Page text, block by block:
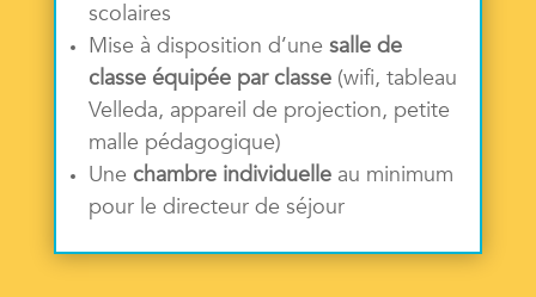
scolaires
Mise à disposition d’une salle de
classe équipée par classe (wifi, tableau
Velleda, appareil de projection, petite
malle pédagogique)
Une chambre individuelleau minimum
pour le directeur de séjour